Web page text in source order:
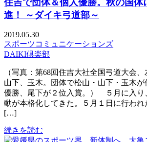
進！ ～ダイキ弓道部～
2019.05.30
スポーツコミュニケーションズ
DAIKI倶楽部
（写真：第68回住吉大社全国弓道大会、
山下、玉木。団体で松山・山下・玉木
優勝、尾下が２位入賞。） ５月に入り
動が本格化してきた。５月１日に行われ
[…]
続きを読む